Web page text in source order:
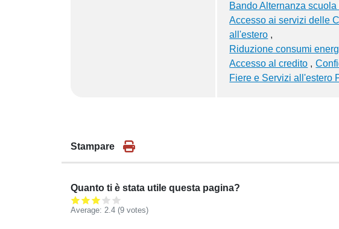
Bando Alternanza scuola
Accesso ai servizi delle
all'estero
Riduzione consumi
Accesso al credito
Fiere e Servizi all'estero
Stampare
Quanto ti è stata utile questa pagina?
Average: 2.4 (9 votes)